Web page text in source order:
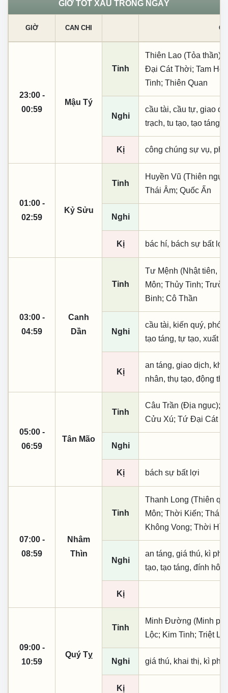
GIỜ TỐT XẤU TRONG NGÀY
GIỜ CAN CHI
23:00 -
00:59
Mậu Tý
Tinh
Thiên Lao (Tỏa thần);
Đại Cát Thời; Tam
Tinh; Thiên Quan
Nghi
cầu tài, cầu tự, giao
trạch, tu tạo, tạo táng,
Kị công chúng sự vụ,
01:00 -
02:59
Kỷ Sửu
Tinh
Huyền Vũ (Thiên
Thái Âm; Quốc Ấn
Nghi
Kị bác hí, bách sự bất
03:00 -
04:59
Canh
Dần
Tinh
Tư Mệnh (Nhật tiên,
Môn; Thủy Tinh;
Binh; Cô Thần
Nghi
cầu tài, kiến quý, phó
tạo táng, tự tạo, xuất
Kị
an táng, giao dịch,
nhân, thụ tạo, động thổ
05:00 -
06:59
Tân Mão
Tinh
Câu Trần (Địa ngục);
Cửu Xú; Tứ Đại Cát
Nghi
Kị bách sự bất lợi
07:00 -
08:59
Nhâm
Thìn
Tinh
Thanh Long (Thiên
Môn; Thời Kiến; Thái
Không Vong; Thời
Nghi
an táng, giá thú, kì
tạo, tạo táng, đính hôn
Kị
09:00 -
10:59
Quý Tỵ
Tinh
Minh Đường (Minh
Lộc; Kim Tinh; Triệt
Nghi giá thú, khai thị, kì
Kị